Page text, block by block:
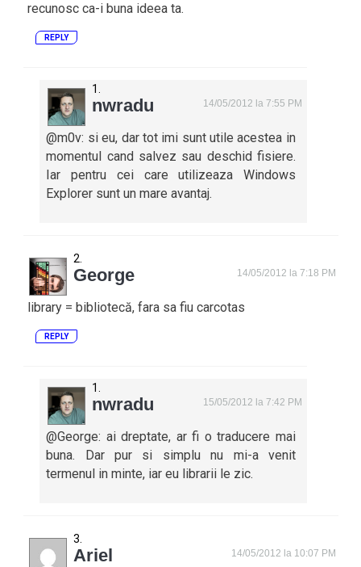
recunosc ca-i buna ideea ta.
REPLY
nwradu 14/05/2012 la 7:55 PM
@m0v: si eu, dar tot imi sunt utile acestea in
momentul cand salvez sau deschid fisiere.
Iar pentru cei care utilizeaza Windows
Explorer sunt un mare avantaj.
George 14/05/2012 la 7:18 PM
library = bibliotecă, fara sa fiu carcotas
REPLY
nwradu 15/05/2012 la 7:42 PM
@George: ai dreptate, ar fi o traducere mai
buna. Dar pur si simplu nu mi-a venit
termenul in minte, iar eu librarii le zic.
Ariel 14/05/2012 la 10:07 PM